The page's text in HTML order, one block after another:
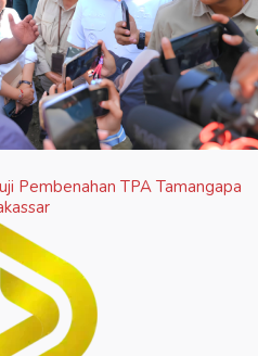
Pembenahan TPA Tamangapa